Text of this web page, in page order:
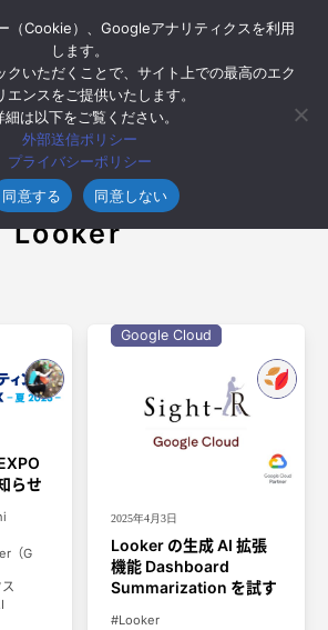
Tag
Looker
らせ
（G
Google Cloud
2025年4月3日
Looker の生成 AI 拡張
機能 Dashboard
Summarization を試す
Looker
（Cookie）、Googleアナリティクスを利用
します。
クいただくことで、サイト上での最高のエク
エンスをご提供いたします。
細は以下をご覧ください。
外部送信ポリシー
プライバシーポリシー
同意する
同意しない